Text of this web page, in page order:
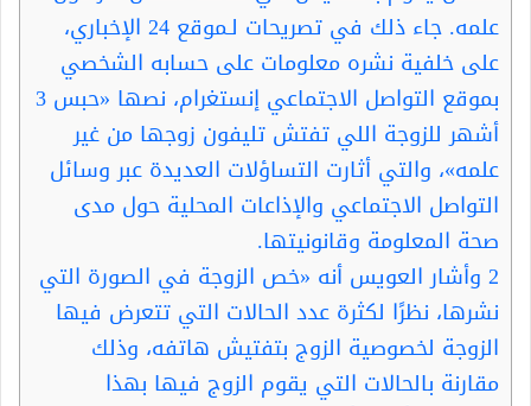
علمه. جاء ذلك في تصريحات لـموقع 24 الإخباري،
على خلفية نشره معلومات على حسابه الشخصي
بموقع التواصل الاجتماعي إنستغرام، نصها «حبس 3
أشهر للزوجة اللي تفتش تليفون زوجها من غير
علمه»، والتي أثارت التساؤلات العديدة عبر وسائل
التواصل الاجتماعي والإذاعات المحلية حول مدى
صحة المعلومة وقانونيتها.
2 وأشار العويس أنه «خص الزوجة في الصورة التي
نشرها، نظرًا لكثرة عدد الحالات التي تتعرض فيها
الزوجة لخصوصية الزوج بتفتيش هاتفه، وذلك
مقارنة بالحالات التي يقوم الزوج فيها بهذا